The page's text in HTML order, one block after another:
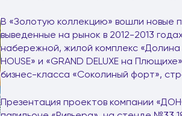
В «Золотую коллекцию» вошли новые
выведенные на рынок в 2012-2013
набережной, жилой комплекс «Долина
HOUSE» и «GRAND DELUXE на
бизнес-класса «Соколиный форт»,
Презентация проектов компании